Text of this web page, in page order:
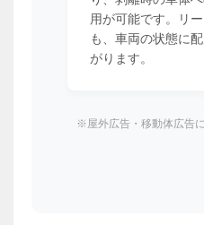
用が可能です。リ
も、車両の状態に
がります。
※屋外広告・移動体広告